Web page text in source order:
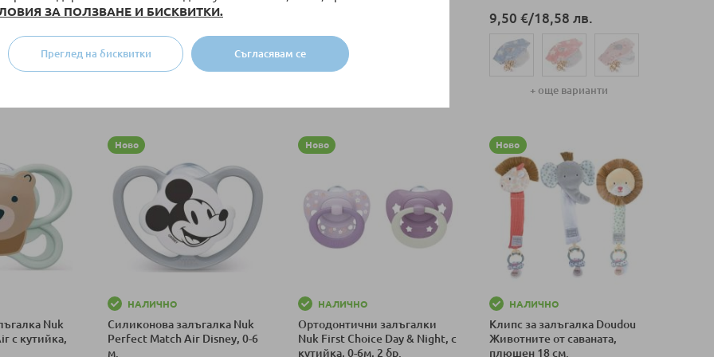
ЗА ПОЛЗВАНЕ И БИСКВИТКИ.
Съгласявам се
Преглед на бисквитки
лв. 100,00 €/195,58 лв. 9,50 €/18,58 лв.
+ още варианти
Nuk
с кутийка,
Ново
НАЛИЧНО
Силиконова залъгалка Nuk
Perfect Match Air Disney, 0-6
м.
Ново
НАЛИЧНО
Ортодонтични залъгалки
Nuk First Choice Day & Night, с
кутийка, 0-6м, 2 бр.
Ново
НАЛИЧНО
Клипс за залъгалка Doudou
Животните от саваната,
плюшен 18 см.